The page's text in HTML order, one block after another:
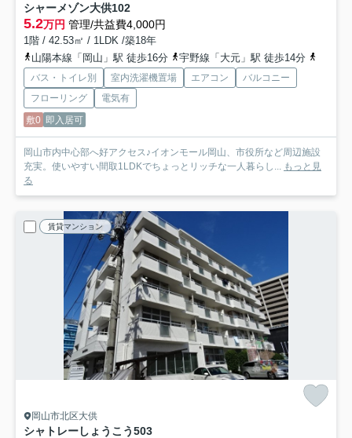
シャーメゾン大供102
5.2万円 管理/共益費4,000円
1階 / 42.53㎡ / 1LDK /築18年
山陽本線「岡山」駅 徒歩16分
宇野線「大元」駅 徒歩14分
バス・トイレ別 室内洗濯機置場 エアコン
バルコニー
フローリング
電気有
敷0 即入居可
岡山市内中心部へ好アクセス♪イオンモール岡山、市役所など周辺施設
充実。使いやすい間取1LDKでちょっとリッチな一人暮らし... もっと見
る
賃貸マンション
岡山市北区大供
シャトレーしょうこう503